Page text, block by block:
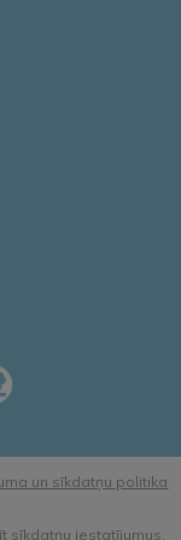
un sīkdatņu politika
sīkdatņu iestatījumus.